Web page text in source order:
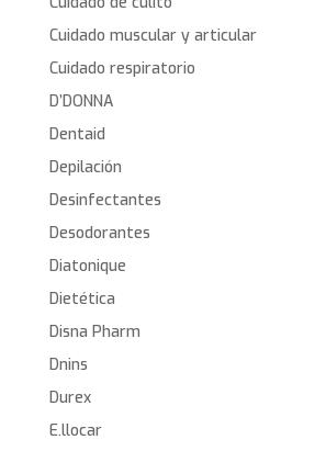
Cuidado muscular y articular
Cuidado respiratorio
D’DONNA
Dentaid
Depilación
Desinfectantes
Desodorantes
Diatonique
Dietética
Disna Pharm
Dnins
Durex
E.llocar